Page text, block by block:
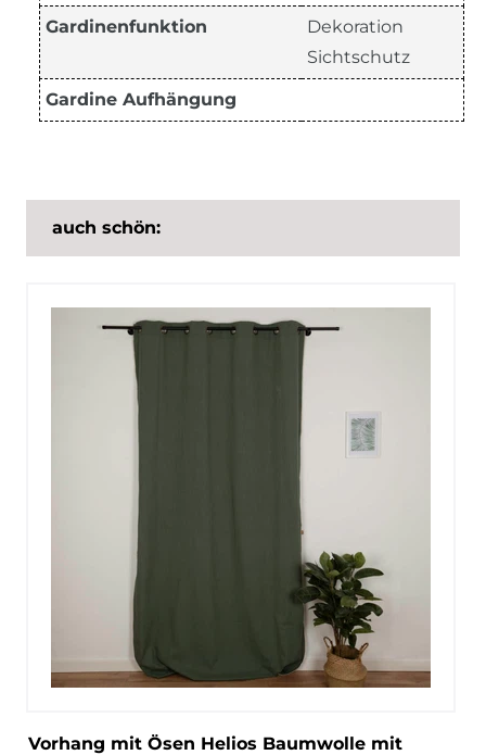
Gardinenfunktion
Dekoration
Sichtschutz
Gardine Aufhängung
auch schön:
Vorhang mit Ösen Helios Baumwolle mit